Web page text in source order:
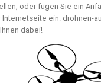
oder fügen Sie ein
Internetseite ein. drohnen-
dabei!